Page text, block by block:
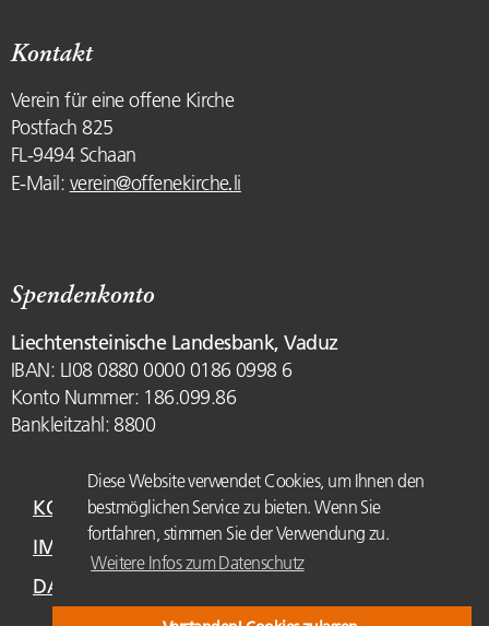
Diese Website verwendet Cookies, um Ihnen den
bestmöglichen Service zu bieten. Wenn Sie
fortfahren, stimmen Sie der Verwendung zu.
Weitere Infos zum Datenschutz
Kontakt
Verein für eine offene Kirche
Postfach 825
FL-9494 Schaan
E-Mail: verein@offenekirche.li
Spendenkonto
Liechtensteinische Landesbank, Vaduz
IBAN: LI08 0880 0000 0186 0998 6
Konto Nummer: 186.099.86
Bankleitzahl: 8800
KONTAKT
IMPRESSUM
DATENSCHUTZ